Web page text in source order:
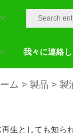
我々に連絡し
ム > 製品 > 製
生としても知ら